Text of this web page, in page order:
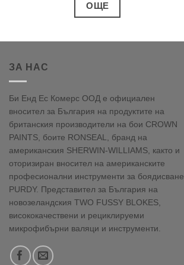
ОЩЕ
ЗА НАС
Би Енд Ес Комерс ООД е официален
вносител за България на продуктите на
британския производители на бои CROWN
PAINTS, боите RONSEAL, бранд на
американския SHERWIN-WILLIAMS, както и
оторизиран вносител на американските
професионални инструменти за боядисване
PURDY. Представител за България на
новозеландския TWO FUSSY BLOKES,
висококачествени и рециклируеми
микрофибърни валяци и инструменти.